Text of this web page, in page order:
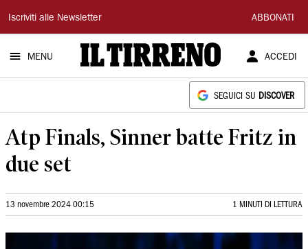
Il
Tirreno
Iscriviti alle Newsletter ABBONATI
MENU ACCEDI
SEGUICI SU DISCOVER
Atp Finals, Sinner batte Fritz in
due set
13 novembre 2024 00:15 1 MINUTI DI LETTURA